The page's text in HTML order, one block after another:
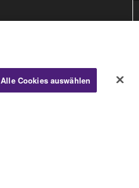
Alle Cookies auswählen